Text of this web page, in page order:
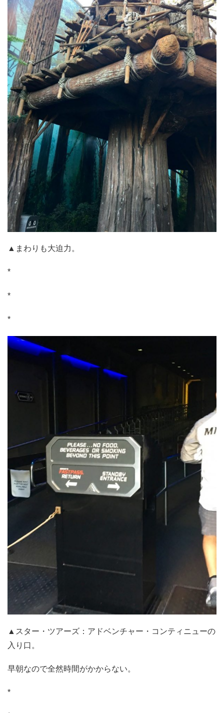
▲まわりも大迫力。
*
*
*
▲スター・ツアーズ：アドベンチャー・コンティニューの
入り口。
早朝なので全然時間がかからない。
*